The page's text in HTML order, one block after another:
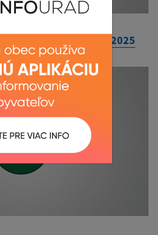
so stavom k 28.8.2025